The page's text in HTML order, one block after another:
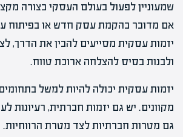
שמעוניין לפעול בעולם העסקי בצורה
אם מדובר בהקמת עסק חדש או בפיתוח
יזמות עסקית מסייעים להבין את הדרך,
ולבנות בסיס להצלחה ארוכת טווח.
יזמות עסקית יכולה להיות למשל
מקוונים. יש גם יזמות חברתית, רעיונות
גם מטרות חברתיות לצד מטרת הרווחיות.